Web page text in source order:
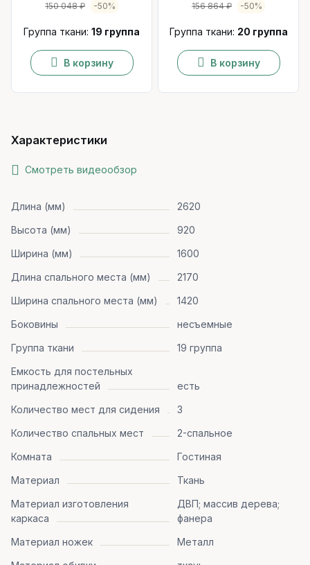
150 048 ₽ -50%
Группа ткани: 19 группа
В корзину
156 864 ₽ -50%
Группа ткани: 20 группа
В корзину
Характеристики
Смотреть видеообзор
Длина (мм)
2620
Высота (мм)
920
Ширина (мм)
1600
Длина спального места (мм)
2170
Ширина спального места (мм)
1420
Боковины
несъемные
Группа ткани
19 группа
Емкость для постельных
принадлежностей
есть
Количество мест для сидения
3
Количество спальных мест
2-спальное
Комната
Гостиная
Материал
Ткань
Материал изготовления
каркаса
ДВП; массив дерева;
фанера
Материал ножек
Металл